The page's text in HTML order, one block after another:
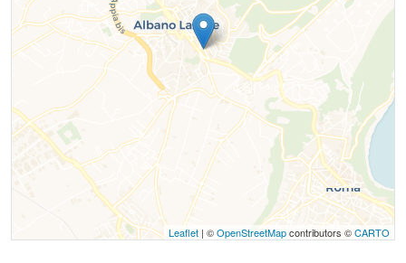
Leaflet | ©OpenStreetMapcontributors ©CARTO